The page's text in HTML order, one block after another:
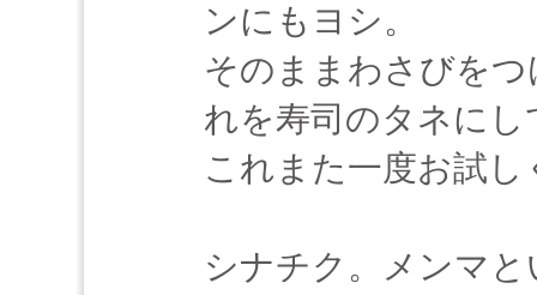
ンにもヨシ。
そのままわさびを
れを寿司のタネに
これまた一度お試し
シナチク。メンマ